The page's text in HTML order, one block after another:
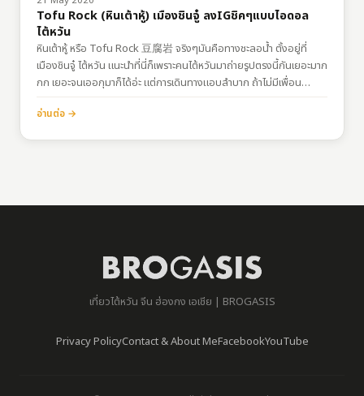
Tofu Rock (หินเต้าหู้) เมืองชินจู๋ ลงIGชิคๆแบบไอดอล
ไต้หวัน
หินเต้าหู้ หรือ Tofu Rock 豆腐岩 จริงๆมันคือทางชะลอน้ำ ตั้งอยู่ที่
เมืองชินจู๋ ไต้หวัน แนะนำที่นี่ก็เพราะคนไต้หวันมาถ่ายรูปตรงนี้กันเยอะมาก
กก เยอะจนเออกุมาก็ได้อ่ะ แต่การเดินทางแอบลำบาก ถ้าไม่มีเพื่อน
ไต้หวันพาขี่มอไซค์มาก็ต้องเหมาแท็กซี่แล้วละ การเดินทางพิกัด:
https://goo.gl/maps/njFbvMHmMioUg3H67ขี่มอไซค์ หรือแท็กซี่
อ่านต่อ →
เที่ยวไต้หวัน จีน ฮ่องกง เอเชีย | BROGASIS
Privacy PolicyContact & About MeFacebookYouTube